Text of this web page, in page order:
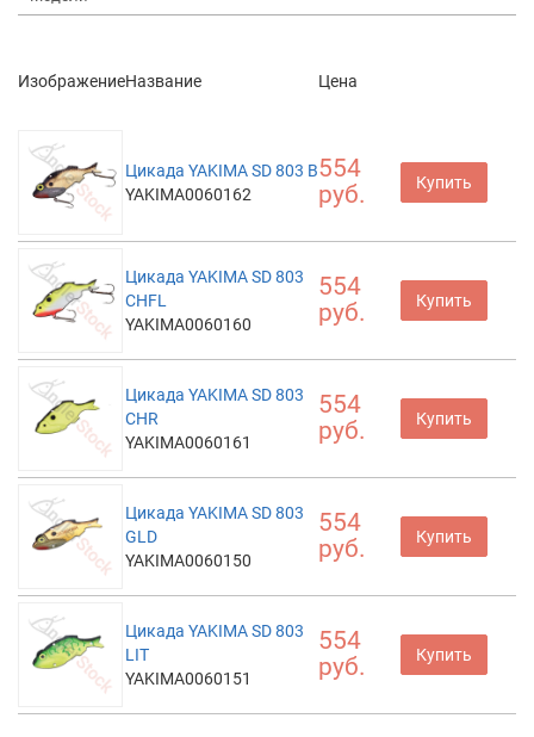
ИзображениеНазвание Цена
Цикада YAKIMA SD 803 B
YAKIMA0060162
554
руб.
Купить
Цикада YAKIMA SD 803
CHFL
YAKIMA0060160
554
руб.
Купить
Цикада YAKIMA SD 803
CHR
YAKIMA0060161
554
руб.
Купить
Цикада YAKIMA SD 803
GLD
YAKIMA0060150
554
руб.
Купить
Цикада YAKIMA SD 803
LIT
YAKIMA0060151
554
руб.
Купить